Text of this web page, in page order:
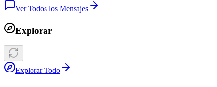
Ver Todos los Mensajes
Explorar
Explorar Todo